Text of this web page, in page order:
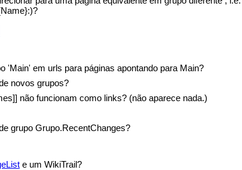
'Main' em urls para páginas apontando para Main?
novos grupos?
não funcionam como links? (não aparece nada.)
grupo Grupo.RecentChanges?
e um WikiTrail?